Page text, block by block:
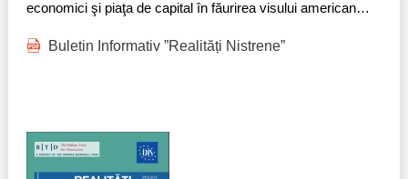
economici şi piaţa de capital în făurirea visului american…​
Buletin Informativ ”Realități Nistrene”